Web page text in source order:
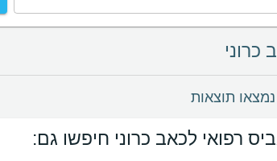
תוצאות
רפואי לכאב כרוני חיפשו גם: